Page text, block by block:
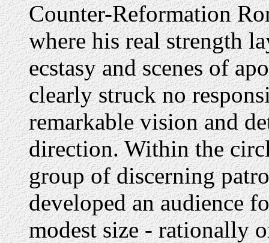
Counter-Reformation
where his real strength
ecstasy and scenes of
clearly struck no
remarkable vision and
direction. Within the
group of discerning
developed an audience
modest size - rationally